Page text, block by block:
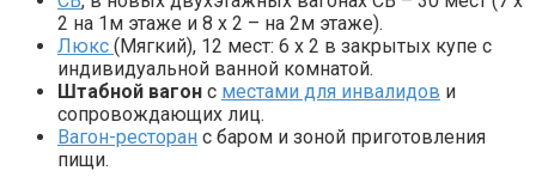
2 на 1м этаже и 8 х 2 – на 2м этаже).
Люкс (Мягкий), 12 мест: 6 х 2 в закрытых купе с
индивидуальной ванной комнатой.
Штабной вагон с местами для инвалидов и
сопровождающих лиц.
Вагон-ресторан с баром и зоной приготовления
пищи.